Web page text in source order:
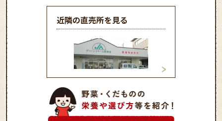
近隣の直売所を見る
グリーンファーム堅田店 グリーンファー